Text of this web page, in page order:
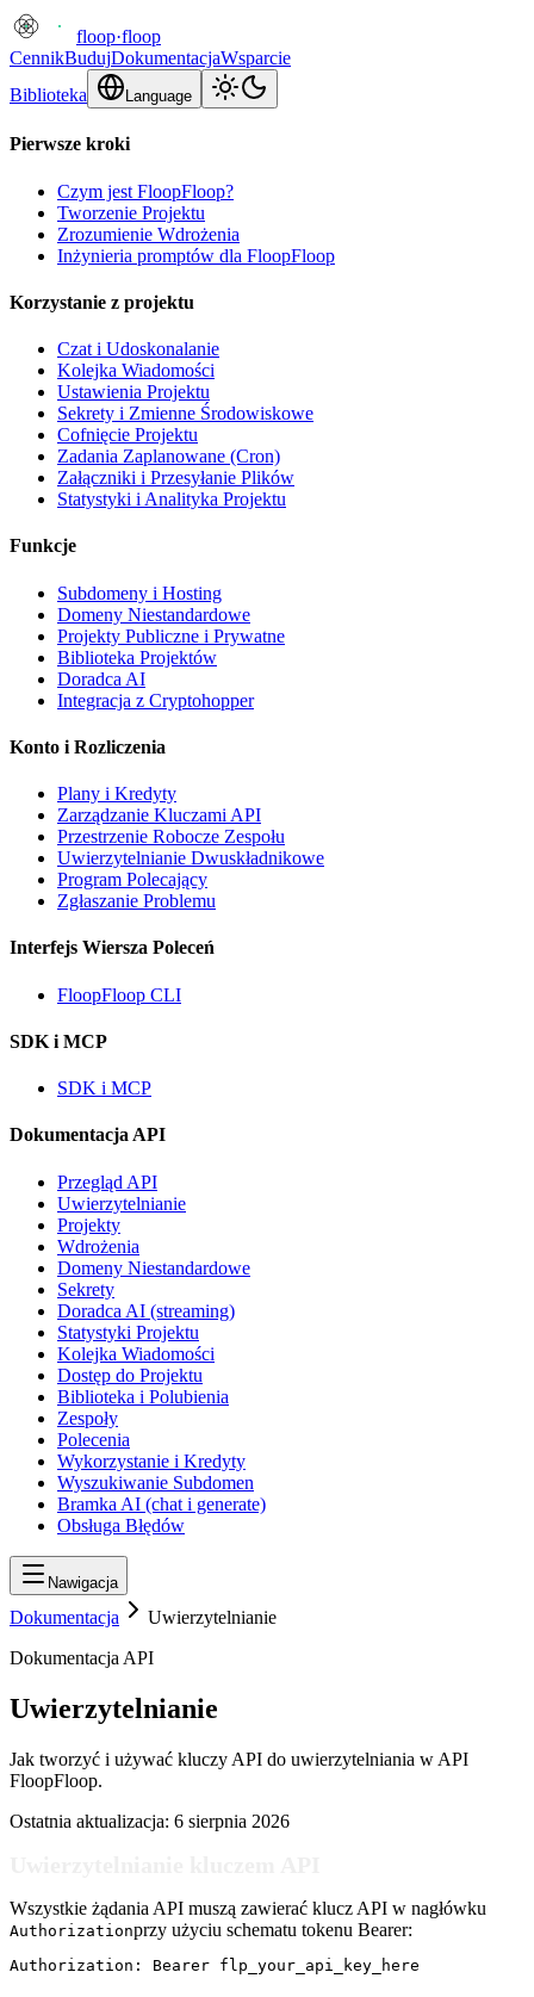
floop·floop
CennikBudujDokumentacjaWsparcie
Biblioteka
Language
Pierwsze kroki
Czym jest FloopFloop?
Tworzenie Projektu
Zrozumienie Wdrożenia
Inżynieria promptów dla FloopFloop
Korzystanie z projektu
Czat i Udoskonalanie
Kolejka Wiadomości
Ustawienia Projektu
Sekrety i Zmienne Środowiskowe
Cofnięcie Projektu
Zadania Zaplanowane (Cron)
Załączniki i Przesyłanie Plików
Statystyki i Analityka Projektu
Funkcje
Subdomeny i Hosting
Domeny Niestandardowe
Projekty Publiczne i Prywatne
Biblioteka Projektów
Doradca AI
Integracja z Cryptohopper
Konto i Rozliczenia
Plany i Kredyty
Zarządzanie Kluczami API
Przestrzenie Robocze Zespołu
Uwierzytelnianie Dwuskładnikowe
Program Polecający
Zgłaszanie Problemu
Interfejs Wiersza Poleceń
FloopFloop CLI
SDK i MCP
SDK i MCP
Dokumentacja API
Przegląd API
Uwierzytelnianie
Projekty
Wdrożenia
Domeny Niestandardowe
Sekrety
Doradca AI (streaming)
Statystyki Projektu
Kolejka Wiadomości
Dostęp do Projektu
Biblioteka i Polubienia
Zespoły
Polecenia
Wykorzystanie i Kredyty
Wyszukiwanie Subdomen
Bramka AI (chat i generate)
Obsługa Błędów
Nawigacja
Dokumentacja
Uwierzytelnianie
Dokumentacja API
Uwierzytelnianie
Jak tworzyć i używać kluczy API do uwierzytelniania w API
FloopFloop.
Ostatnia aktualizacja: 6 sierpnia 2026
Wszystkie żądania API muszą zawierać klucz API w nagłówku
Authorizationprzy użyciu schematu tokenu Bearer:
Authorization: Bearer flp_your_api_key_here